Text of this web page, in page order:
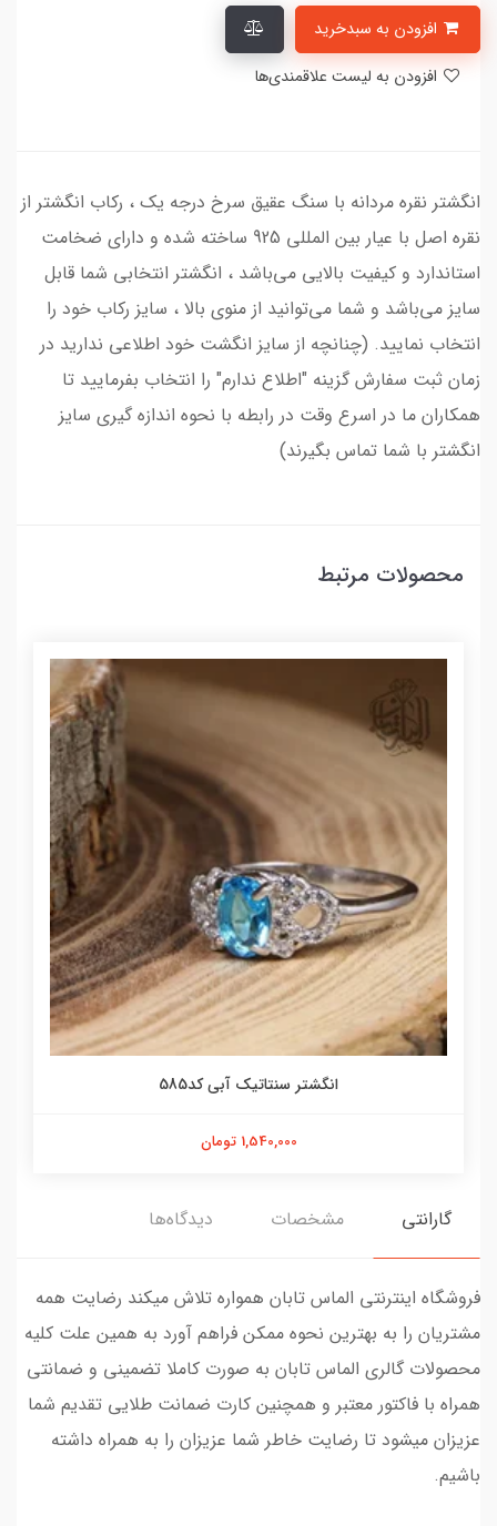
انگشتر نقره مردانه با سنگ عقیق سرخ درجه یک ، رکاب انگشتر از
نقره اصل با عیار بین المللی 925 ساخته شده و دارای ضخامت
استاندارد و کیفیت بالایی می‌باشد ، انگشتر انتخابی شما قابل
سایز می‌باشد و شما می‌توانید از منوی بالا ، سایز رکاب خود را
انتخاب نمایید. (چنانچه از سایز انگشت خود اطلاعی ندارید در
زمان ثبت سفارش گزینه "اطلاع ندارم" را انتخاب بفرمایید تا
همکاران ما در اسرع وقت در رابطه با نحوه اندازه گیری سایز
انگشتر با شما تماس بگیرند)
محصولات مرتبط
انگشتر سنتاتیک آبی کد585
1,540,000 تومان
گارانتی مشخصات دیدگاه‌ها
فروشگاه اینترنتی الماس تابان همواره تلاش میکند رضایت همه
مشتریان را به بهترین نحوه ممکن فراهم آورد به همین علت کلیه
محصولات گالری الماس تابان به صورت کاملا تضمینی و ضمانتی
همراه با فاکتور معتبر و همچنین کارت ضمانت طلایی تقدیم شما
عزیزان میشود تا رضایت خاطر شما عزیزان را به همراه داشته
باشیم.